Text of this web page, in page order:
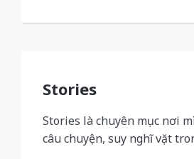
Stories
Stories là chuyên mục nơi
câu chuyện, suy nghĩ vặt